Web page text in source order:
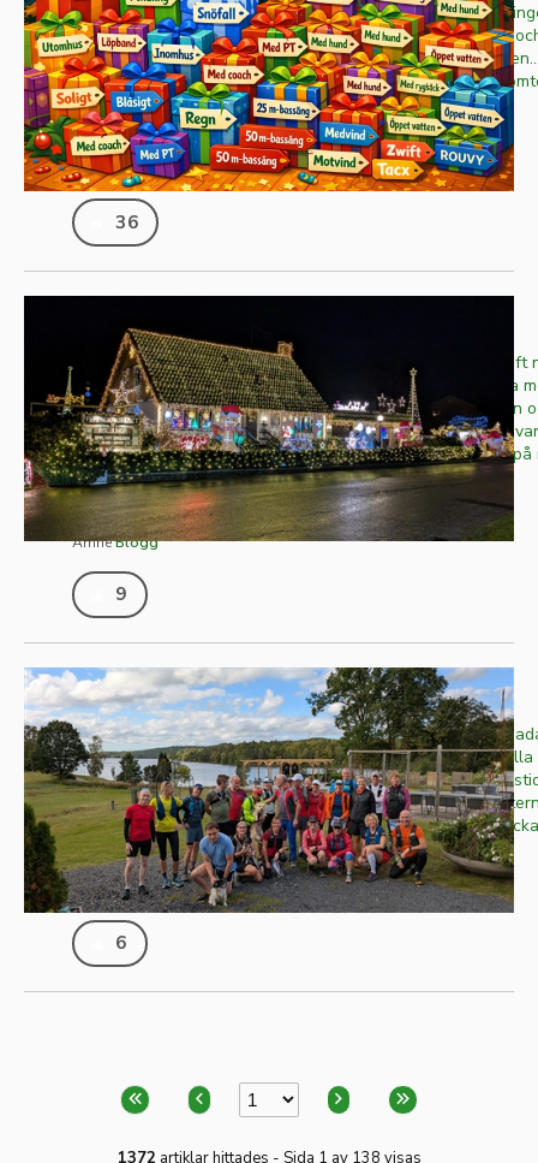
Nu är det dags för den årliga
funktioner på JOGG. I år blev det tre nyheter,
faktiskt etiketterna mer intressanta än
på artikeln för att läsa vad
sig i säcken i år. Bilden är AI-genererad
Publicerad2025-12-23
Skriven avErik "Tricky" Fries
ÄmneOm sajten
36
En ny tid tar sin början!
Det var allt bra länge sen sist men jag har haft
månader på sistone. Vet inte var jag ska börja
skrev hade jag sprungit Helsingborg Marathon
klubbläger i Breanäs. Hösten var fin men det
på jobbet med alla förändringar. Kanske inte på
men med FYRA...
Publicerad2025-12-19
Skriven avJörgen Forsbacka
ÄmneBlogg
9
Höst på riktigt!
Tiden går och sommarens varma dagar och
svunna tider. Träden ändrar färg och under
gräsmatta som fortfarande är grön. Denna
med lugn och ro samt förberedelser inför
sköta uppvärmningen och det är dags att
Publicerad2025-10-17
Skriven avJörgen Forsbacka
ÄmneBlogg
6
1372 artiklar hittades - Sida 1 av 138 visas